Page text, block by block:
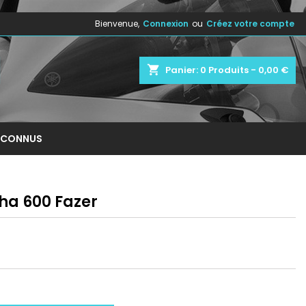
Bienvenue, Connexion ou Créez votre compte
shopping_cart Panier: 0 Produits - 0,00 €
600 Fazer